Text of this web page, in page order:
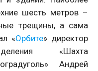
шесть метров –
трещины, а сама
«Орбите» директор
«Шахта
Андрей